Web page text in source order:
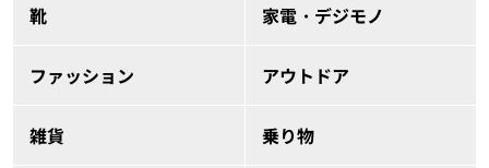
靴 家電・デジモノ
ファッション アウトドア
雑貨 乗り物